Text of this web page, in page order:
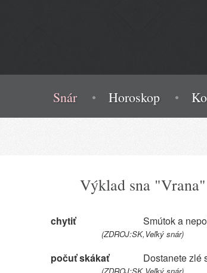
Snár Horoskop
Výklad sna "Vrana"
chytiť Smútok a
(ZDROJ:SK,Veľký snár)
počuť skákať Dostanete zlé